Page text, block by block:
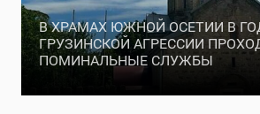
В ХРАМАХ ЮЖНОЙ ОСЕТИИ В
ГРУЗИНСКОЙ АГРЕССИИ
ПОМИНАЛЬНЫЕ СЛУЖБЫ